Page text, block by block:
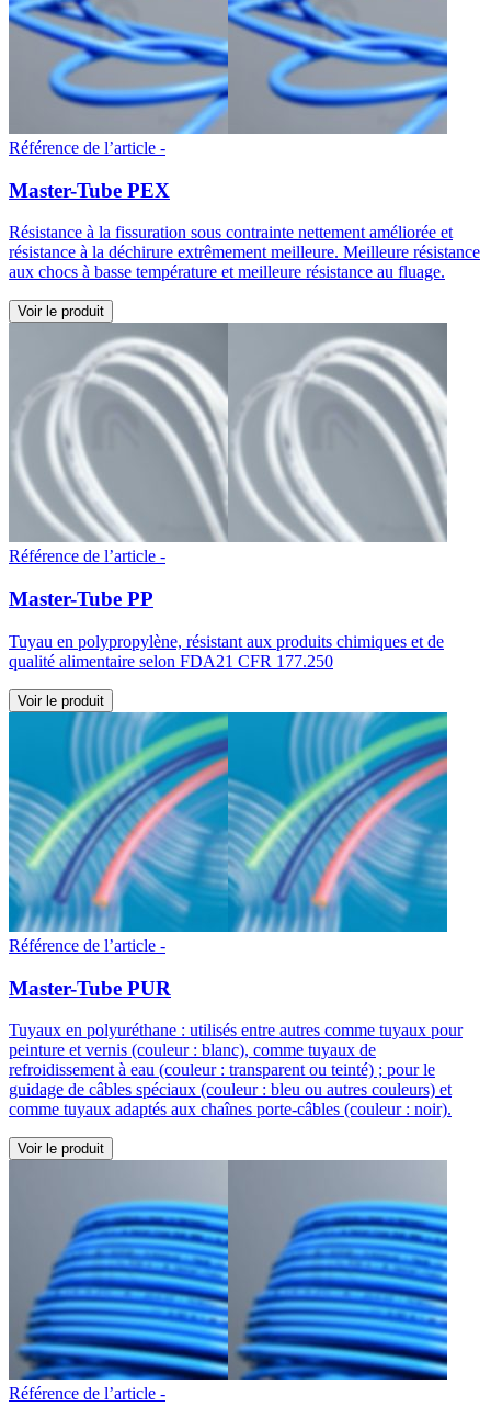
Référence de l’article -
Master-Tube PEX
Résistance à la fissuration sous contrainte nettement améliorée et
résistance à la déchirure extrêmement meilleure. Meilleure résistance
aux chocs à basse température et meilleure résistance au fluage.
Voir le produit
Référence de l’article -
Master-Tube PP
Tuyau en polypropylène, résistant aux produits chimiques et de
qualité alimentaire selon FDA21 CFR 177.250
Voir le produit
Référence de l’article -
Master-Tube PUR
Tuyaux en polyuréthane : utilisés entre autres comme tuyaux pour
peinture et vernis (couleur : blanc), comme tuyaux de
refroidissement à eau (couleur : transparent ou teinté) ; pour le
guidage de câbles spéciaux (couleur : bleu ou autres couleurs) et
comme tuyaux adaptés aux chaînes porte-câbles (couleur : noir).
Voir le produit
Référence de l’article -